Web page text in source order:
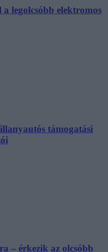
legolcsóbb elektromos
támogatási
– érkezik az olcsóbb